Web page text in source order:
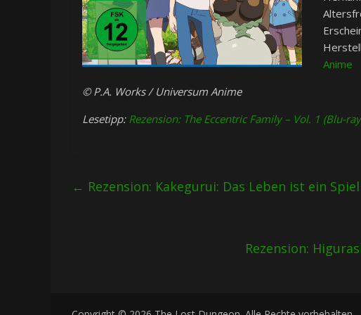
Anime
© P.A. Works / Universum Anime
Lesetipp: Rezension: The Eccentric Family – Vol. 1 (Blu-
← Rezension: Kakegurui: Das Leben ist ein
Rezension: